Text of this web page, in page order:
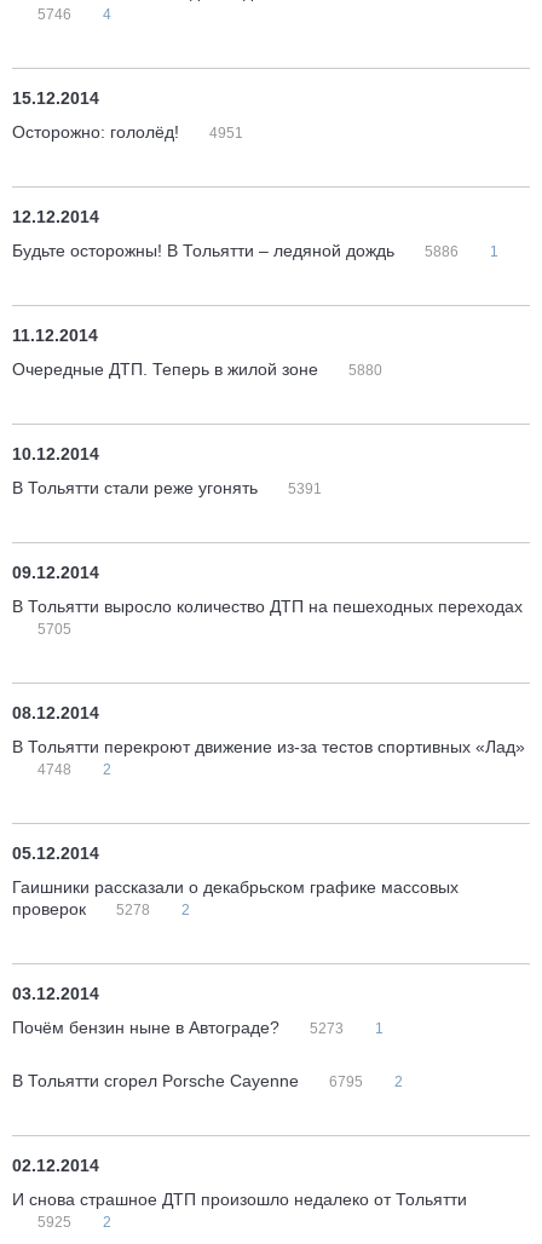
5746 4
15.12.2014
Осторожно: гололёд!
4951
12.12.2014
Будьте осторожны! В Тольятти – ледяной дождь
5886 1
11.12.2014
Очередные ДТП. Теперь в жилой зоне
5880
10.12.2014
В Тольятти стали реже угонять
5391
09.12.2014
В Тольятти выросло количество ДТП на пешеходных переходах
5705
08.12.2014
В Тольятти перекроют движение из-за тестов спортивных «Лад»
4748 2
05.12.2014
Гаишники рассказали о декабрьском графике массовых
проверок
5278 2
03.12.2014
Почём бензин ныне в Автограде?
5273 1
В Тольятти сгорел Porsche Cayenne 6795 2
02.12.2014
И снова страшное ДТП произошло недалеко от Тольятти
5925 2